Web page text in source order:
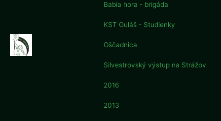
Babia hora - brigáda
KST Guláš - Studienky
Oščadnica
Silvestrovský výstup na Strážov
2016
2013